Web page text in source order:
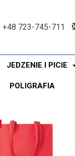
+48 723-745-711
JEDZENIE I PICIE
POLIGRAFIA